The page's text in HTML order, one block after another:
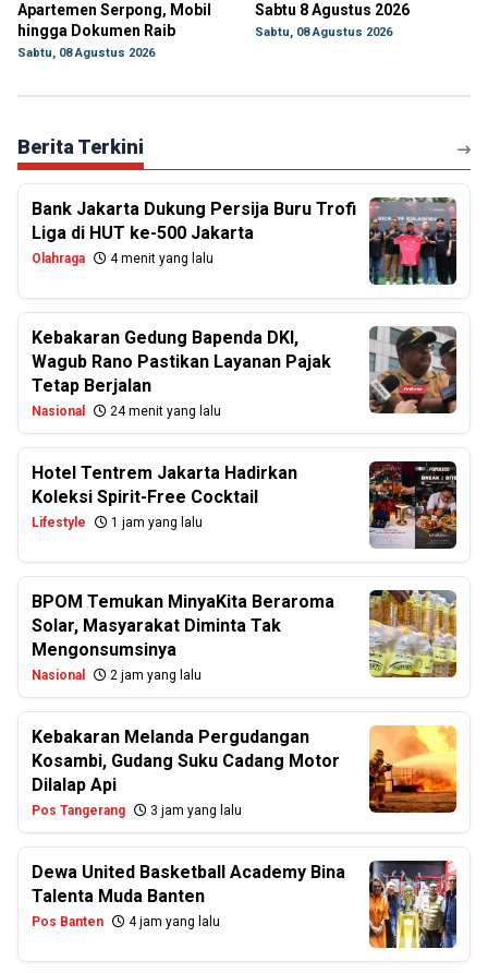
Apartemen Serpong, Mobil
hingga Dokumen Raib
Sabtu, 08 Agustus 2026
Sabtu 8 Agustus 2026
Sabtu, 08 Agustus 2026
Berita Terkini
Bank Jakarta Dukung Persija Buru Trofi
Liga di HUT ke-500 Jakarta
Olahraga 4 menit yang lalu
Kebakaran Gedung Bapenda DKI,
Wagub Rano Pastikan Layanan Pajak
Tetap Berjalan
Nasional 24 menit yang lalu
Hotel Tentrem Jakarta Hadirkan
Koleksi Spirit-Free Cocktail
Lifestyle 1 jam yang lalu
BPOM Temukan MinyaKita Beraroma
Solar, Masyarakat Diminta Tak
Mengonsumsinya
Nasional 2 jam yang lalu
Kebakaran Melanda Pergudangan
Kosambi, Gudang Suku Cadang Motor
Dilalap Api
Pos Tangerang 3 jam yang lalu
Dewa United Basketball Academy Bina
Talenta Muda Banten
Pos Banten 4 jam yang lalu